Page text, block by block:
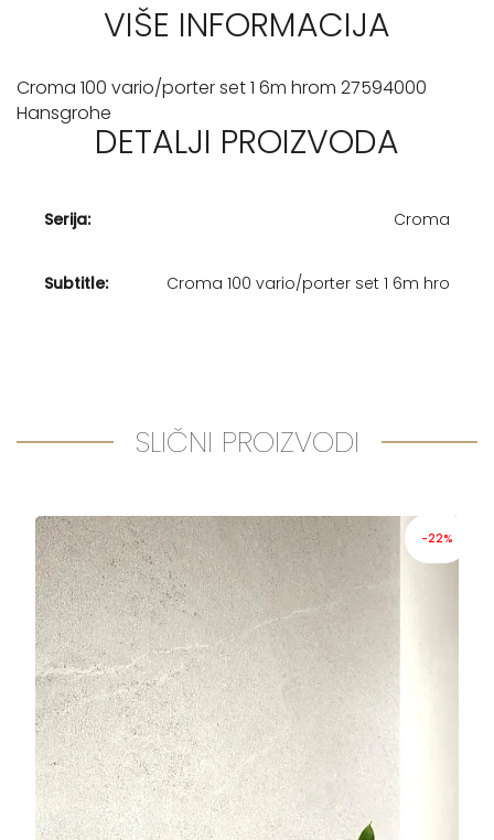
VIŠE INFORMACIJA
Croma 100 vario/porter set 1 6m hrom 27594000
Hansgrohe
DETALJI PROIZVODA
Serija: Croma
Subtitle: Croma 100 vario/porter set 1 6m hro
SLIČNI PROIZVODI
-22%